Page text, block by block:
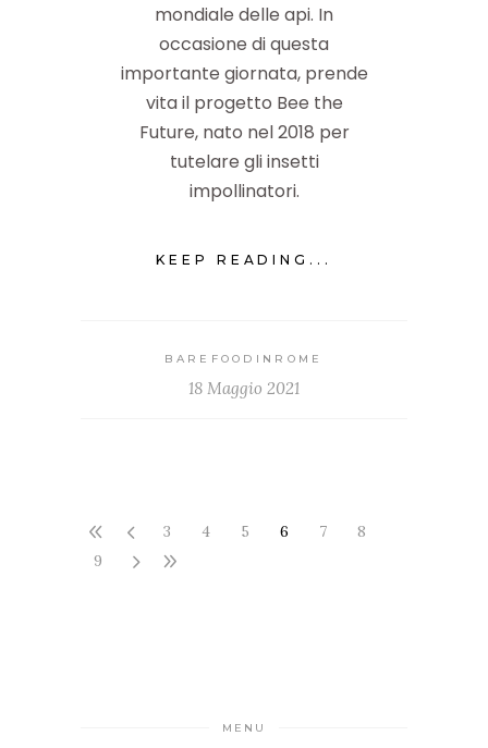
mondiale delle api. In
occasione di questa
importante giornata, prende
vita il progetto Bee the
Future, nato nel 2018 per
tutelare gli insetti
impollinatori.
KEEP READING...
BAREFOODINROME
18 Maggio 2021
3 4 5 6 7
8
9
MENU